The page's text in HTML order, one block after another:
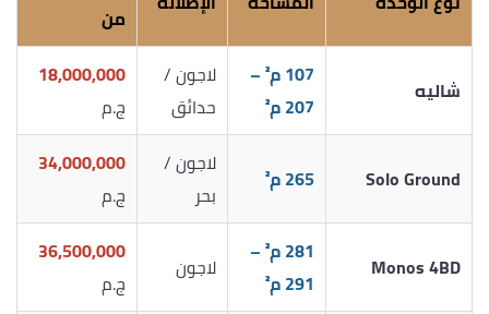
من
شاليه
107 م² –
207 م²
لاجون /
حدائق
18,000,000
ج.م
Solo Ground 265 م²
لاجون /
بحر
34,000,000
ج.م
Monos 4BD
281 م² –
291 م²
لاجون
36,500,000
ج.م